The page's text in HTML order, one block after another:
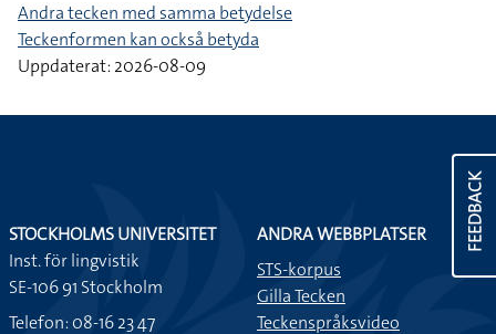
Andra tecken med samma betydelse
Teckenformen kan också betyda
Uppdaterat: 2026-08-09
FEEDBACK
STOCKHOLMS UNIVERSITET
Inst. för lingvistik
SE-106 91 Stockholm
Telefon: 08-16 23 47
ANDRA WEBBPLATSER
STS-korpus
Gilla Tecken
Teckenspråksvideo